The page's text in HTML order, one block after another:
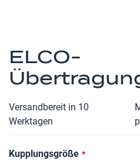
ELCO-
Versandbereit in 10
Werktagen
Kupplungsgröße
Anfang
der
Bildergalerie